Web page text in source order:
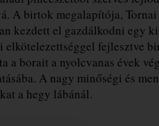
A birtok megalapítója,
kezdett el gazdálkodni egy
elkötelezettséggel fejlesztve
a borait a nyolcvanas évek
A nagy minőségi és
a hegy lábánál.